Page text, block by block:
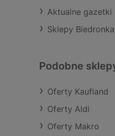
Aktualne gazetki
Sklepy
Podobne
Oferty Kaufland
Oferty Aldi
Oferty Makro